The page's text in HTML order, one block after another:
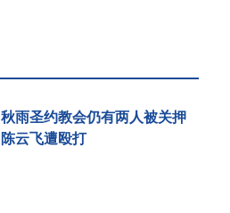
秋雨圣约教会仍有两人被关押
陈云飞遭殴打